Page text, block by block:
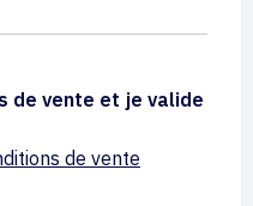
de vente et je valide
de vente